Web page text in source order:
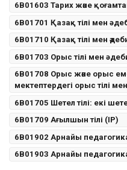
6B01603 Тарих және
6B01701 Қазақ тілі мен
6B01710 Қазақ тілі мен
6B01703 Орыс тілі мен
6B01708 Орыс және орыс
мектептердегі орыс тілі мен
6B01705 Шетел тілі: екі
6B01709 Ағылшын тілі (IP)
6B01902 Арнайы
6B01903 Арнайы